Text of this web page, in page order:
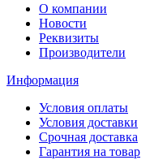
О компании
Новости
Реквизиты
Производители
Информация
Условия оплаты
Условия доставки
Срочная доставка
Гарантия на товар